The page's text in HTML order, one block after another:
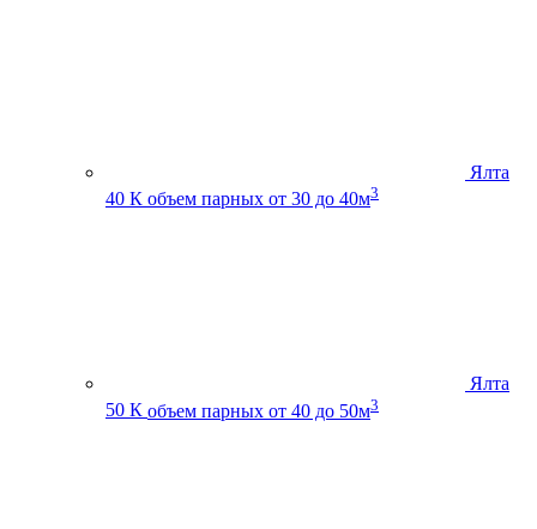
Ялта
40 К объем парных от 30 до 40м3
Ялта
50 К объем парных от 40 до 50м3